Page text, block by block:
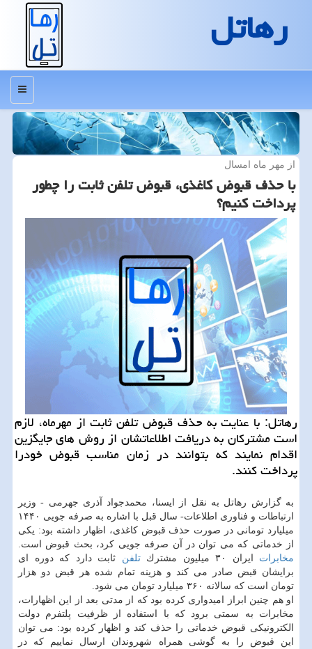
رهاتل
منو
از مهر ماه امسال
با حذف قبوض كاغذی، قبوض تلفن ثابت را چطور
پرداخت كنیم؟
رهاتل: با عنایت به حذف قبوض تلفن ثابت از مهرماه، لازم
است مشتركان به دریافت اطلاعاتشان از روش های جایگزین
اقدام نمایند كه بتوانند در زمان مناسب قبوض خودرا
پرداخت كنند.
به گزارش رهاتل به نقل از ایسنا، محمدجواد آذری جهرمی - وزیر
ارتباطات و فناوری اطلاعات- سال قبل با اشاره به صرفه جویی ۱۴۴۰
میلیارد تومانی در صورت حذف قبوض كاغذی، اظهار داشته بود: یكی
از خدماتی كه می توان در آن صرفه جویی كرد، بحث قبوض است.
مخابرات ایران ۳۰ میلیون مشترك تلفن ثابت دارد كه دوره ای
برایشان قبض صادر می كند و هزینه تمام شده هر قبض دو هزار
تومان است كه سالانه ۳۶۰ میلیارد تومان می شود.
او هم چنین ابراز امیدواری كرده بود كه از مدتی بعد از این اظهارات،
مخابرات به سمتی برود كه با استفاده از ظرفیت پلتفرم دولت
الكترونیكی قبوض خدماتی را حذف كند و اظهار كرده بود: می توان
این قبوض را به گوشی همراه شهروندان ارسال نماییم كه در